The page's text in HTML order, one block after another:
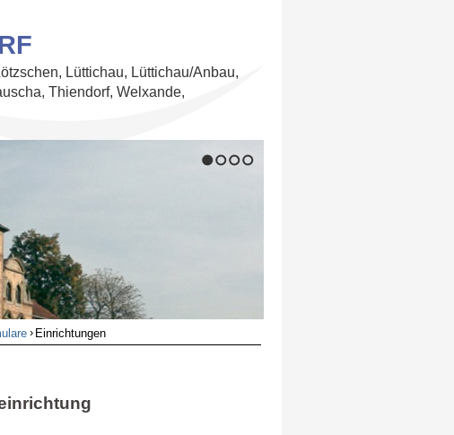
Lüttichau, Lüttichau/Anbau,
Thiendorf, Welxande,
› Einrichtungen